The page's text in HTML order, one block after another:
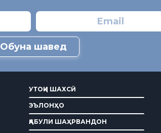
Обуна шавед
УТОҚИ ШАХСӢ
ЭЪЛОНҲО
ҚАБУЛИ ШАҲРВАНДОН